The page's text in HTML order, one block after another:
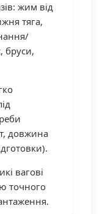
жим від
тяга,
бруси,
довжина
вагові
точного